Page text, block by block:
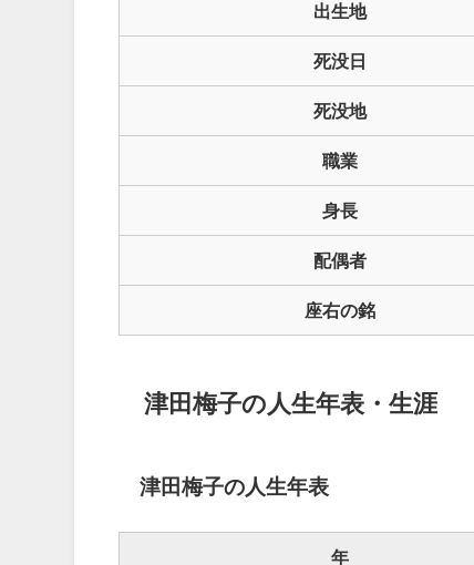
出生地
死没日
死没地
職業
身長
配偶者
座右の銘
津田梅子の人生年表・生涯
津田梅子の人生年表
年